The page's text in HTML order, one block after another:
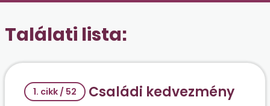
Találati lista:
1. cikk / 52 Családi kedvezmény